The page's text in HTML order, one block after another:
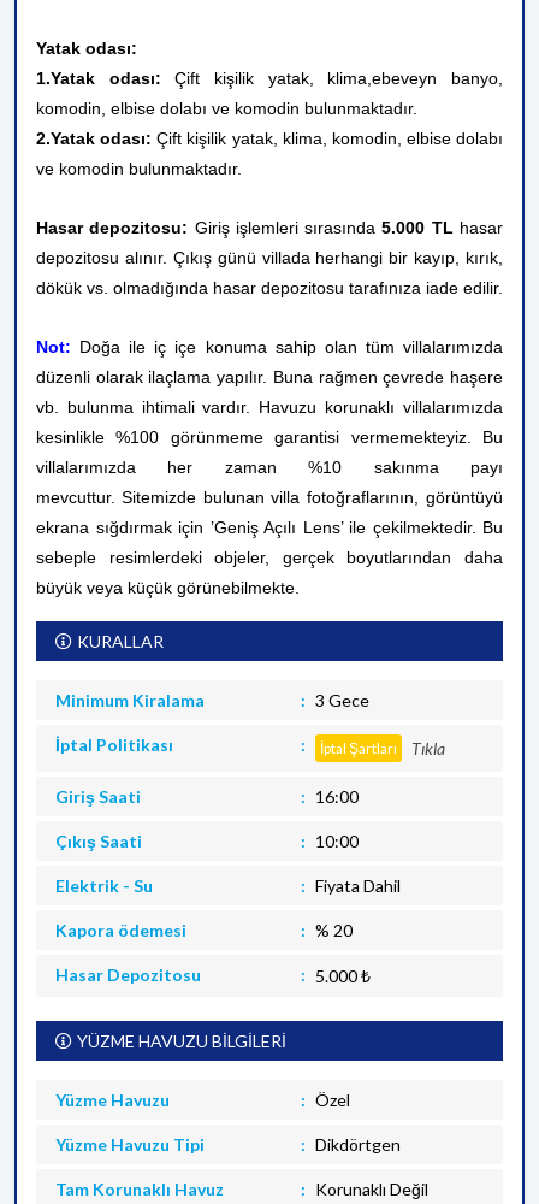
Yatak odası:
1.Yatak odası:Çift kişilik yatak, klima,ebeveyn banyo,
komodin, elbise dolabı ve komodin bulunmaktadır.
2.Yatak odası:Çift kişilik yatak, klima,
komodin, elbise dolabı
ve komodin bulunmaktadır.
Hasar depozitosu: Giriş işlemleri sırasında5.000 TL hasar
depozitosu alınır. Çıkış günü villada herhangi bir kayıp, kırık,
dökük vs. olmadığında hasar depozitosu tarafınıza iade edilir.
Not: Doğa ile iç içe konuma sahip olan tüm villalarımızda
düzenli olarak ilaçlama yapılır. Buna rağmen çevrede haşere
vb. bulunma ihtimali vardır. Havuzu korunaklı villalarımızda
kesinlikle %100 görünmeme garantisi vermemekteyiz. Bu
villalarımızda her zaman %10 sakınma payı
mevcuttur. Sitemizde bulunan villa fotoğraflarının, görüntüyü
ekrana sığdırmak için ’Geniş Açılı Lens’ ile çekilmektedir. Bu
sebeple resimlerdeki objeler, gerçek boyutlarından daha
büyük veya küçük görünebilmekte.
KURALLAR
Minimum Kiralama 3 Gece
İptal Politikası İptal Şartları Tıkla
Giriş Saati 16:00
Çıkış Saati 10:00
Elektrik - Su Fiyata Dahil
Kapora ödemesi % 20
Hasar Depozitosu 5.000 ₺
YÜZME HAVUZU BİLGİLERİ
Yüzme Havuzu Özel
Yüzme Havuzu Tipi Dikdörtgen
Tam Korunaklı Havuz Korunaklı Değil